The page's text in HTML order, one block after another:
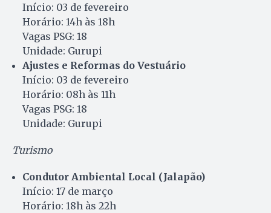
Início: 03 de fevereiro
Horário: 14h às 18h
Vagas PSG: 18
Unidade: Gurupi
Ajustes e Reformas do Vestuário
Início: 03 de fevereiro
Horário: 08h às 11h
Vagas PSG: 18
Unidade: Gurupi
Turismo
Condutor Ambiental Local (Jalapão)
Início: 17 de março
Horário: 18h às 22h